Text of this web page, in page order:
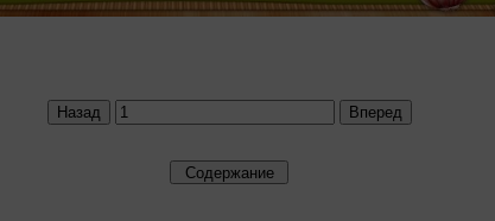
Назад Вперед
Содержание